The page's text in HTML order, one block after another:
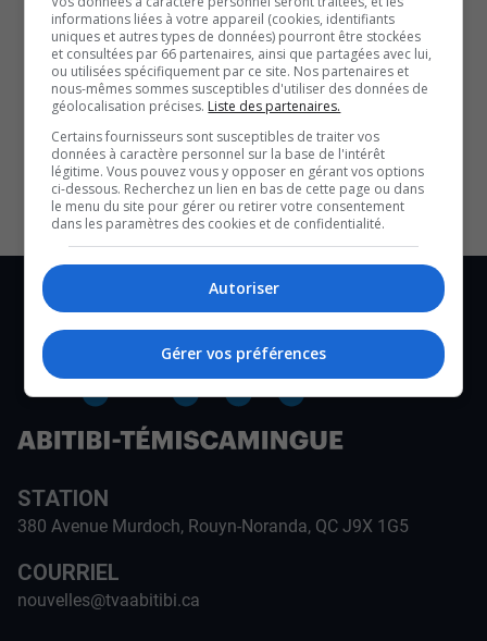
Commentaires
SOUTENIR NOS MÉDIAS, C’EST PROTÉGER NOTRE
CULTURE ET NOTRE ÉCONOMIE
STATION
380 Avenue Murdoch, Rouyn-Noranda, QC J9X 1G5
COURRIEL
nouvelles@tvaabitibi.ca
informations liées à votre appareil (cookies, identifiants
uniques et autres types de données) pourront être stockées
et consultées par 66 partenaires, ainsi que partagées avec lui,
ou utilisées spécifiquement par ce site. Nos partenaires et
nous-mêmes sommes susceptibles d'utiliser des données de
géolocalisation précises. Liste des partenaires.
Certains fournisseurs sont susceptibles de traiter vos
données à caractère personnel sur la base de l'intérêt
légitime. Vous pouvez vous y opposer en gérant vos options
ci-dessous. Recherchez un lien en bas de cette page ou dans
le menu du site pour gérer ou retirer votre consentement
dans les paramètres des cookies et de confidentialité.
Autoriser
Gérer vos préférences